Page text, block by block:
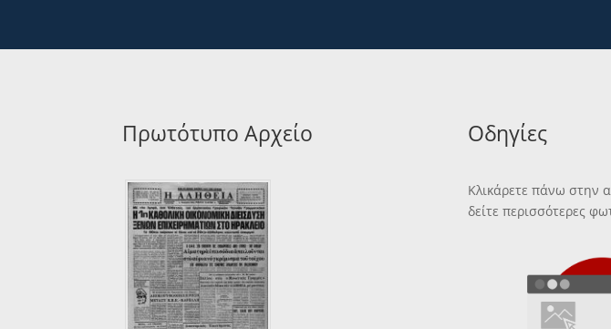
Πρωτότυπο Αρχείο Οδηγίες
Κλικάρετε πάνω στην
δείτε περισσότερες